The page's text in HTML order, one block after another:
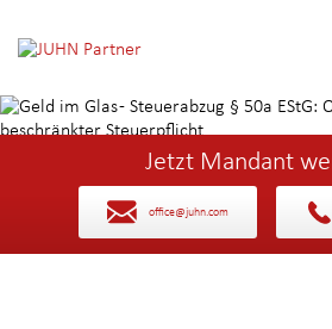
Jetzt Mandant
office@juhn.com